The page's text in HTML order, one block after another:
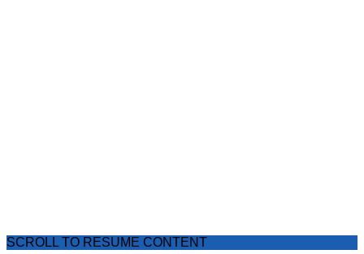
SCROLL TO RESUME CONTENT